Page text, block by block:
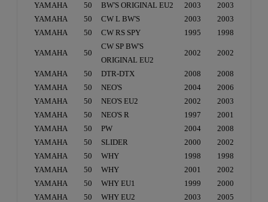
YAMAHA
50 BW'S ORIGINAL EU2 2003
2003
YAMAHA
50 CW L BW'S 2003
2003
YAMAHA
50 CW RS SPY 1995 1998
YAMAHA 50
CW SP BW'S
ORIGINAL EU2
2002 2002
YAMAHA 50 DTR-DTX 2008
2008
YAMAHA
50 NEO'S 2004
2006
YAMAHA
50 NEO'S EU2 2002
2003
YAMAHA
50 NEO'S R 1997
2001
YAMAHA
50 PW 2004
2008
YAMAHA
50 SLIDER 2000
2002
YAMAHA
50 WHY 1998
1998
YAMAHA
50 WHY 2001
2002
YAMAHA
50 WHY EU1 1999
2000
YAMAHA
50 WHY EU2 2003 2005